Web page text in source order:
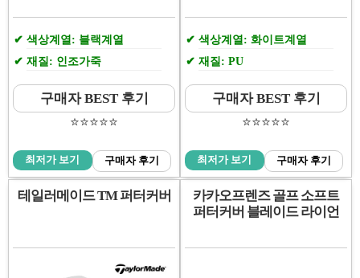
색상계열: 블랙계열
재질: 인조가죽
구매자 BEST 후기
⭐️⭐️⭐️⭐️⭐️
최저가 보기 구매자 후기
색상계열: 화이트계열
재질: PU
구매자 BEST 후기
⭐️⭐️⭐️⭐️⭐️
최저가 보기 구매자 후기
테일러메이드 TM 퍼터커버
카카오프렌즈 골프 소프트
퍼터커버 블레이드 라이언